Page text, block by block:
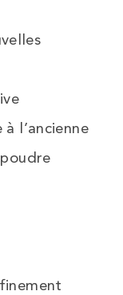
l’ancienne